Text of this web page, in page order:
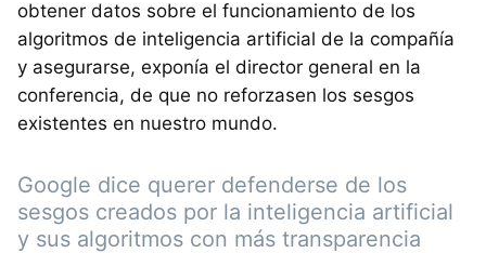
obtener datos sobre el funcionamiento de los
algoritmos de inteligencia artificial de la compañía
y asegurarse, exponía el director general en la
conferencia, de que no reforzasen los sesgos
existentes en nuestro mundo.
Google dice querer defenderse de los
sesgos creados por la inteligencia artificial
y sus algoritmos con más transparencia